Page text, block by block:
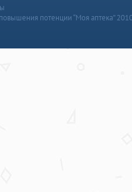
потенции “Моя аптека”